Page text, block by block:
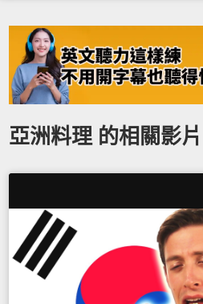
亞洲料理 的相關影片